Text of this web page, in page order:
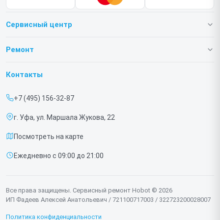
Сервисный центр
О нашем сервисе
Срочный ремонт
Доставка и способы оплаты
Диагностика
Контакты
Ремонт
Роботов-пылесосов
Контакты
+7 (495) 156-32-87
г. Уфа, ул. Маршала Жукова, 22
Посмотреть на карте
Ежедневно с 09:00 до 21:00
Все права защищены. Сервисный ремонт Hobot © 2026
ИП Фадеев Алексей Анатольевич / 721100717003 / 322723200028007
Политика конфиденциальности